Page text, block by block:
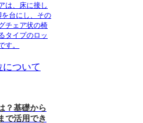
は、床に接し
台にし、その
チェア状の椅
タイプのロッ
す。
ついて
？基礎から
で活用でき